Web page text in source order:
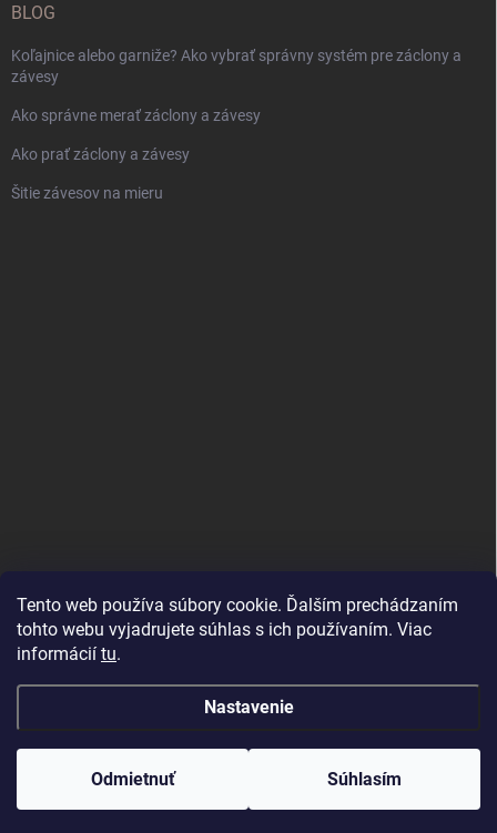
Tento web používa súbory cookie. Ďalším prechádzaním
tohto webu vyjadrujete súhlas s ich používaním. Viac
informácií tu.
Nastavenie
Odmietnuť Súhlasím
BLOG
Koľajnice alebo garniže? Ako vybrať správny systém pre záclony a
závesy
Ako správne merať záclony a závesy
Ako prať záclony a závesy
Šitie závesov na mieru
Vytvoril Shoptet
Created by Gaelta